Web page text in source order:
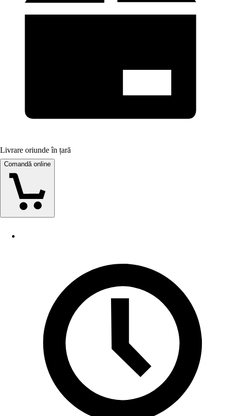
Livrare oriunde în țară
Comandă online